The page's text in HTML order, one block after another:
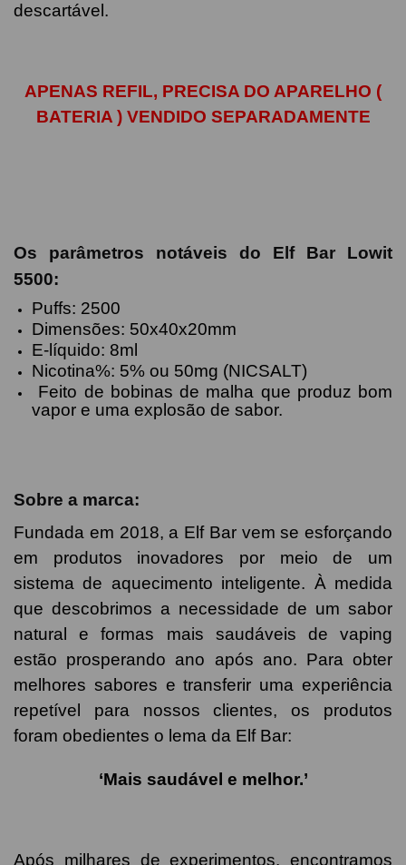
descartável.
APENAS REFIL, PRECISA DO APARELHO (
BATERIA ) VENDIDO SEPARADAMENTE
Os parâmetros notáveis ​​do Elf Bar Lowit
5500:
Puffs: 2500
Dimensões: 50x40x20mm
E-líquido: 8ml
Nicotina%: 5% ou 50mg (NICSALT)
Feito de bobinas de malha que produz bom
vapor e uma explosão de sabor.
Sobre a marca:
Fundada em 2018, a Elf Bar vem se esforçando
em produtos inovadores por meio de um
sistema de aquecimento inteligente. À medida
que descobrimos a necessidade de um sabor
natural e formas mais saudáveis de vaping
estão prosperando ano após ano. Para obter
melhores sabores e transferir uma experiência
repetível para nossos clientes, os produtos
foram obedientes o lema da Elf Bar:
‘Mais saudável e melhor.’
Após milhares de experimentos, encontramos